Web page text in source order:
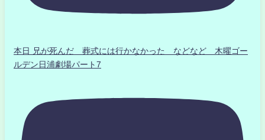
本日 兄が死んだ 葬式には行かなかった などなど 木曜ゴー
ルデン日浦劇場パート7